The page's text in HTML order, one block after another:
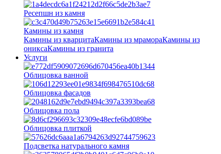
Ресепшн из камня
Камины из камня
Камины из кварцитаКамины из мрамораКамины из
ониксаКамины из гранита
Услуги
Облицовка ванной
Облицовка фасадов
Облицовка пола
Облицовка плиткой
Подсветка натурального камня